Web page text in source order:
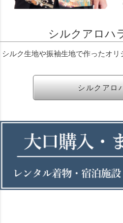
シルクアロハ
シルク生地や振袖生地で作ったオ
シルクアロ